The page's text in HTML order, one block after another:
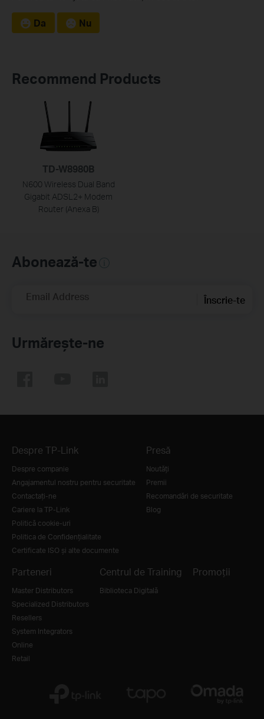
Da Nu
Recommend Products
TD-W8980B
N600 Wireless Dual Band
Gigabit ADSL2+ Modem
Router (Anexa B)
Abonează-te
Email Address Înscrie-te
Urmărește-ne
Despre TP-Link
Despre companie
Angajamentul nostru pentru securitate
Contactați-ne
Cariere la TP-Link
Politică cookie-uri
Politica de Confidențialitate
Certificate ISO și alte documente
Presă
Noutăţi
Premii
Recomandări de securitate
Blog
Parteneri
Master Distributors
Specialized Distributors
Resellers
System Integrators
Online
Retail
Centrul de Training
Biblioteca Digitală
Promoții